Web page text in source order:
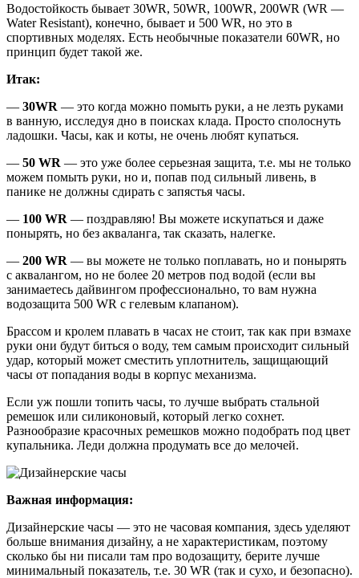
Водостойкость бывает 30WR, 50WR, 100WR, 200WR (WR —
Water Resistant), конечно, бывает и 500 WR, но это в
спортивных моделях. Есть необычные показатели 60WR, но
принцип будет такой же.
Итак:
— 30WR — это когда можно помыть руки, а не лезть руками
в ванную, исследуя дно в поисках клада. Просто сполоснуть
ладошки. Часы, как и коты, не очень любят купаться.
— 50 WR — это уже более серьезная защита, т.е. мы не только
можем помыть руки, но и, попав под сильный ливень, в
панике не должны сдирать с запястья часы.
— 100 WR — поздравляю! Вы можете искупаться и даже
понырять, но без акваланга, так сказать, налегке.
— 200 WR — вы можете не только поплавать, но и понырять
с аквалангом, но не более 20 метров под водой (если вы
занимаетесь дайвингом профессионально, то вам нужна
водозащита 500 WR с гелевым клапаном).
Брассом и кролем плавать в часах не стоит, так как при взмахе
руки они будут биться о воду, тем самым происходит сильный
удар, который может сместить уплотнитель, защищающий
часы от попадания воды в корпус механизма.
Если уж пошли топить часы, то лучше выбрать стальной
ремешок или силиконовый, который легко сохнет.
Разнообразие красочных ремешков можно подобрать под цвет
купальника. Леди должна продумать все до мелочей.
Важная информация:
Дизайнерские часы — это не часовая компания, здесь уделяют
больше внимания дизайну, а не характеристикам, поэтому
сколько бы ни писали там про водозащиту, берите лучше
минимальный показатель, т.е. 30 WR (так и сухо, и безопасно).